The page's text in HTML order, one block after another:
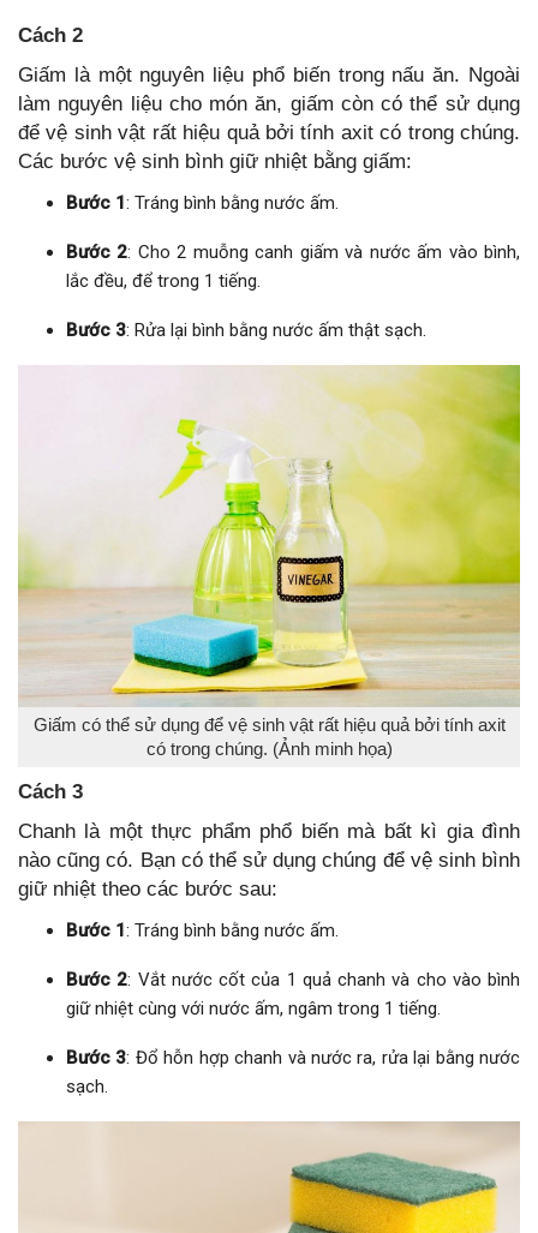
Cách 2
Giấm là một nguyên liệu phổ biến trong nấu ăn. Ngoài
làm nguyên liệu cho món ăn, giấm còn có thể sử dụng
để vệ sinh vật rất hiệu quả bởi tính axit có trong chúng.
Các bước vệ sinh bình giữ nhiệt bằng giấm:
Bước 1: Tráng bình bằng nước ấm.
Bước 2: Cho 2 muỗng canh giấm và nước ấm vào bình,
lắc đều, để trong 1 tiếng.
Bước 3: Rửa lại bình bằng nước ấm thật sạch.
Giấm có thể sử dụng để vệ sinh vật rất hiệu quả bởi tính axit
có trong chúng. (Ảnh minh họa)
Cách 3
Chanh là một thực phẩm phổ biến mà bất kì gia đình
nào cũng có. Bạn có thể sử dụng chúng để vệ sinh bình
giữ nhiệt theo các bước sau:
Bước 1 : Tráng bình bằng nước ấm.
Bước 2: Vắt nước cốt của 1 quả chanh và cho vào bình
giữ nhiệt cùng với nước ấm, ngâm trong 1 tiếng.
Bước 3: Đổ hỗn hợp chanh và nước ra, rửa lại bằng nước
sạch.